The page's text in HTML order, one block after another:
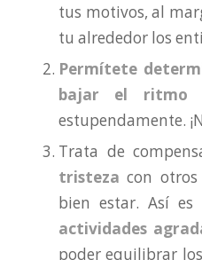
tus motivos, al
tu alrededor los
Permítete
bajar el ritmo
estupendamente.
Trata de
tristeza con
bien estar. Así
actividades
poder equilibrar